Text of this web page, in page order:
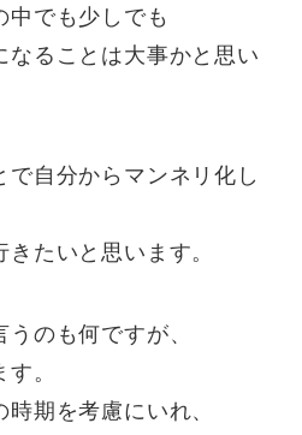
中でも少しでも
なることは大事かと思い
自分からマンネリ化し
たいと思います。
のも何ですが、
。
期を考慮にいれ、